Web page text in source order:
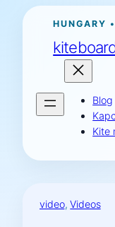
Ugrás
tartalomhoz
HUNGARY
Blog
Kite
video, Videos